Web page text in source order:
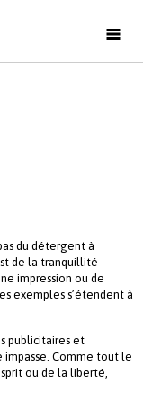
du détergent à
de la tranquillité
impression ou de
exemples s’étendent à
publicitaires et
impasse. Comme tout le
ou de la liberté,